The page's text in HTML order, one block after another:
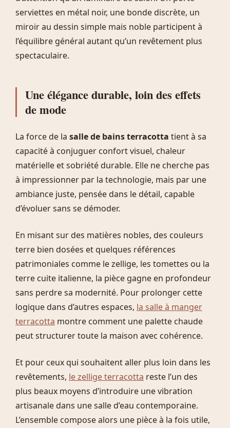
serviettes en métal noir, une bonde discrète, un
miroir au dessin simple mais noble participent à
l’équilibre général autant qu’un revêtement plus
spectaculaire.
Une élégance durable, loin des effets
de mode
La force de la salle de bains terracotta tient à sa
capacité à conjuguer confort visuel, chaleur
matérielle et sobriété durable. Elle ne cherche pas
à impressionner par la technologie, mais par une
ambiance juste, pensée dans le détail, capable
d’évoluer sans se démoder.
En misant sur des matières nobles, des couleurs
terre bien dosées et quelques références
patrimoniales comme le zellige, les tomettes ou la
terre cuite italienne, la pièce gagne en profondeur
sans perdre sa modernité. Pour prolonger cette
logique dans d’autres espaces, la salle à manger
terracotta montre comment une palette chaude
peut structurer toute la maison avec cohérence.
Et pour ceux qui souhaitent aller plus loin dans les
revêtements, le zellige terracotta reste l’un des
plus beaux moyens d’introduire une vibration
artisanale dans une salle d’eau contemporaine.
L’ensemble compose alors une pièce à la fois utile,